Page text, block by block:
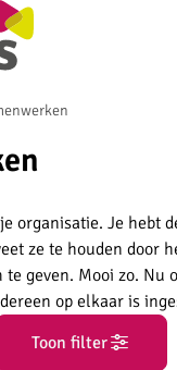
organisatie. Je hebt
ze te houden door
geven. Mooi zo. Nu
op elkaar is
Toon filter